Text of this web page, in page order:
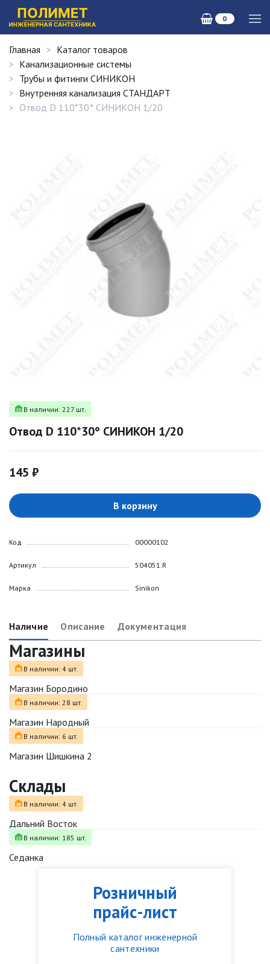
0
Розничный
прайс-лист
Полный каталог инженерной
сантехники
Главная
Каталог товаров
Канализационные системы
Трубы и фитинги СИНИКОН
Внутренняя канализация СТАНДАРТ
Отвод D 110*30° СИНИКОН 1/20
В наличии: 227 шт.
Отвод D 110*30° СИНИКОН 1/20
145 ₽
В корзину
Код
Артикул
Марка
00000102
504051.R
Sinikon
Наличие Описание Документация
Магазины
В наличии: 4 шт.
Магазин Бородино
В наличии: 28 шт.
Магазин Народный
В наличии: 6 шт.
Магазин Шишкина 2
Склады
В наличии: 4 шт.
Дальний Восток
В наличии: 185 шт.
Седанка